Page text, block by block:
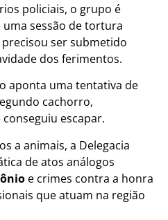
policiais, o grupo é
sessão de tortura
ser submetido
dos ferimentos.
aponta uma tentativa de
cachorro,
conseguiu escapar.
a animais, a Delegacia
de atos análogos
e crimes contra a honra
que atuam na região